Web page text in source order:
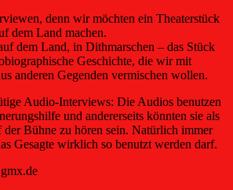
denn wir möchten ein Theaterstück
dem Land machen.
dem Land, in Dithmarschen – das Stück
Geschichte, die wir mit
anderen Gegenden vermischen wollen.
Audio-Interviews: Die Audios benutzen
und andererseits könnten sie als
Bühne zu hören sein. Natürlich immer
Gesagte wirklich so benutzt werden darf.